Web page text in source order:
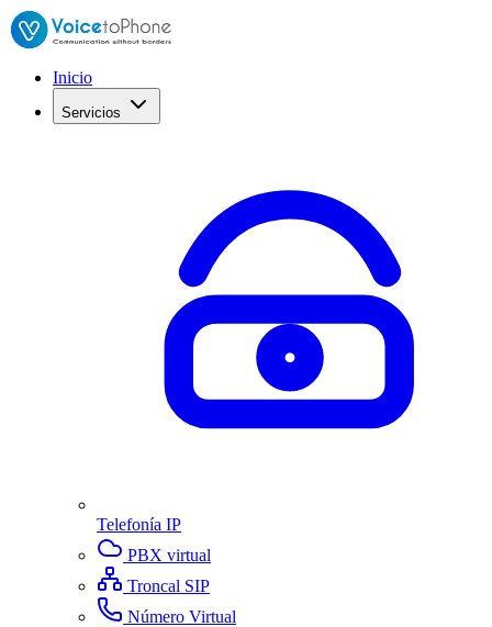
Inicio
Servicios
Telefonía IP
PBX virtual
Troncal SIP
Número Virtual